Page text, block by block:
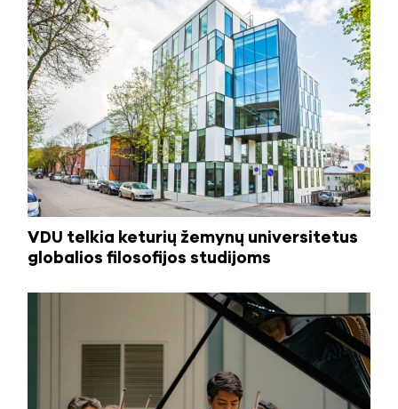
VDU telkia keturių žemynų universitetus
globalios filosofijos studijoms